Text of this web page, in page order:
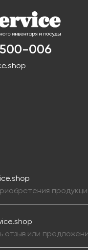
500-006
отзыв или